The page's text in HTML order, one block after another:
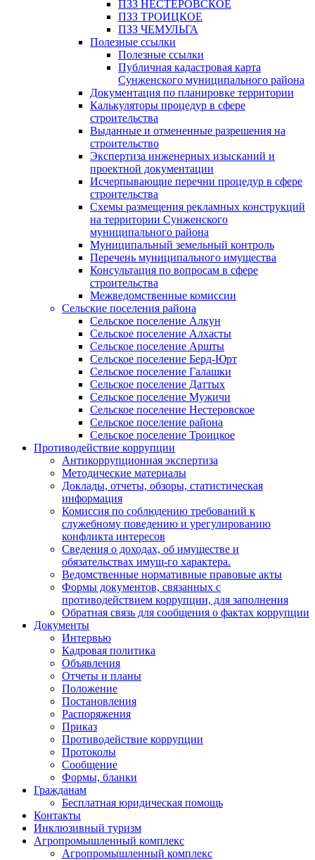
ПЗЗ НЕСТЕРОВСКОЕ
ПЗЗ ТРОИЦКОЕ
ПЗЗ ЧЕМУЛЬГА
Полезные ссылки
Полезные ссылки
Публичная кадастровая карта
Сунженского муниципального района
Документация по планировке территории
Калькуляторы процедур в сфере
строительства
Выданные и отмененные разрешения на
строительство
Экспертиза инженерных изысканий и
проектной документации
Исчерпывающие перечни процедур в сфере
строительства
Схемы размещения рекламных конструкций
на территории Сунженского
муниципального района
Муниципальный земельный контроль
Перечень муниципального имущества
Консультация по вопросам в сфере
строительства
Межведомственные комиссии
Сельские поселения района
Сельское поселение Алкун
Сельское поселение Алхасты
Сельское поселение Аршты
Сельское поселение Берд-Юрт
Сельское поселение Галашки
Сельское поселение Даттых
Сельское поселение Мужичи
Сельское поселение Нестеровское
Сельское поселение района
Сельское поселение Троицкое
Противодействие коррупции
Антикоррупционная экспертиза
Методические материалы
Доклады, отчеты, обзоры, статистическая
информация
Комиссия по соблюдению требований к
служебному поведению и урегулированию
конфликта интересов
Сведения о доходах, об имуществе и
обязательствах имущ-го характера.
Ведомственные нормативные правовые акты
Формы документов, связанных с
противодействием коррупции, для заполнения
Обратная связь для сообщения о фактах коррупции
Документы
Интервью
Кадровая политика
Объявления
Отчеты и планы
Положение
Постановления
Распоряжения
Приказ
Противодействие коррупции
Протоколы
Сообщение
Формы, бланки
Гражданам
Бесплатная юридическая помощь
Контакты
Инклюзивный туризм
Агропромышленный комплекс
Агропромышленный комплекс